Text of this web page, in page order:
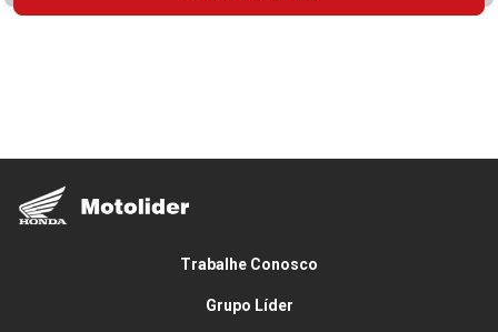
Trabalhe Conosco
Grupo Líder